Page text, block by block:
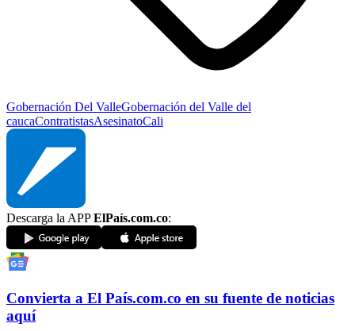
Gobernación Del ValleGobernación del Valle del
caucaContratistasAsesinatoCali
Descarga la APPElPaís.com.co:
Convierta a El País.com.co en su fuente de noticias
aquí